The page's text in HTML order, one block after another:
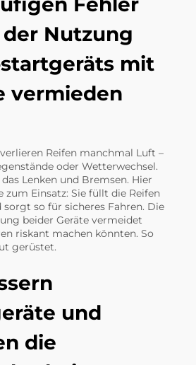
Nutzung
mit
vermieden
Reifen manchmal Luft –
oder Wetterwechsel.
Lenken und Bremsen. Hier
Einsatz: Sie füllt die Reifen
so für sicheres Fahren. Die
beider Geräte vermeidet
riskant machen könnten. So
gerüstet.
und
die